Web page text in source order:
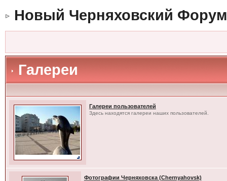
Новый Черняховский Форум
Галереи
Галереи пользователей
Здесь находятся галереи наших пользователей.
Фотографии Черняховска (Chernyahovsk)